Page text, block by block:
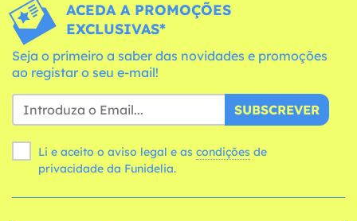
ACEDA A PROMOÇÕES
EXCLUSIVAS*
Seja o primeiro a saber das novidades e promoções
ao registar o seu e-mail!
SUBSCREVER
Li e aceito o aviso legal e as condições
privacidade da Funidelia.